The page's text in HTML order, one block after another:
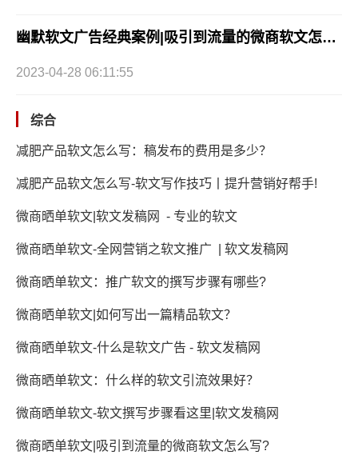
幽默软文广告经典案例|吸引到流量的微商软文怎么写?
2023-04-28 06:11:55
综合
减肥产品软文怎么写：稿发布的费用是多少？
减肥产品软文怎么写-软文写作技巧丨提升营销好帮手!
微商晒单软文|软文发稿网 - 专业的软文
微商晒单软文-全网营销之软文推广 | 软文发稿网
微商晒单软文：推广软文的撰写步骤有哪些?
微商晒单软文|如何写出一篇精品软文？
微商晒单软文-什么是软文广告 - 软文发稿网
微商晒单软文：什么样的软文引流效果好？
微商晒单软文-软文撰写步骤看这里|软文发稿网
微商晒单软文|吸引到流量的微商软文怎么写?